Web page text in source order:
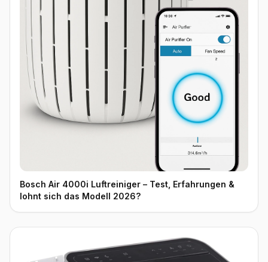
Bosch Air 4000i Luftreiniger – Test, Erfahrungen &
lohnt sich das Modell 2026?